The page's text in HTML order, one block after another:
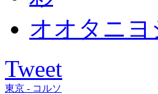
オオタニヨ
Tweet
東京 - コルソ